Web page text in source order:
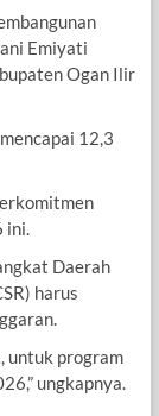
Emiyati
Ogan Ilir
12,3
ini.
Daerah
harus
untuk program
ungkapnya.